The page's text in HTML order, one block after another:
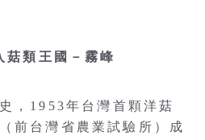
菇類王國－霧峰
，1953年台灣首顆洋菇
前台灣省農業試驗所）成